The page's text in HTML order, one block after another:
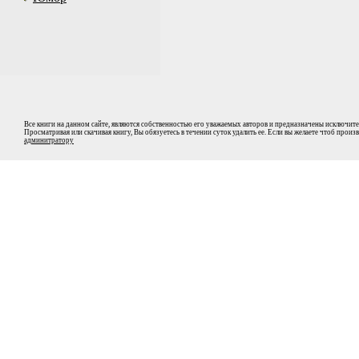
Все книги на данном сайте, являются собственностью его уважаемых авторов и предназначены
Просматривая или скачивая книгу, Вы обязуетесь в течении суток удалить ее. Если вы желаете чтоб
админитратору